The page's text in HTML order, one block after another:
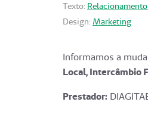
Texto:
Design: Marketing
Informamos a
Local, Intercâmbio
Prestador: